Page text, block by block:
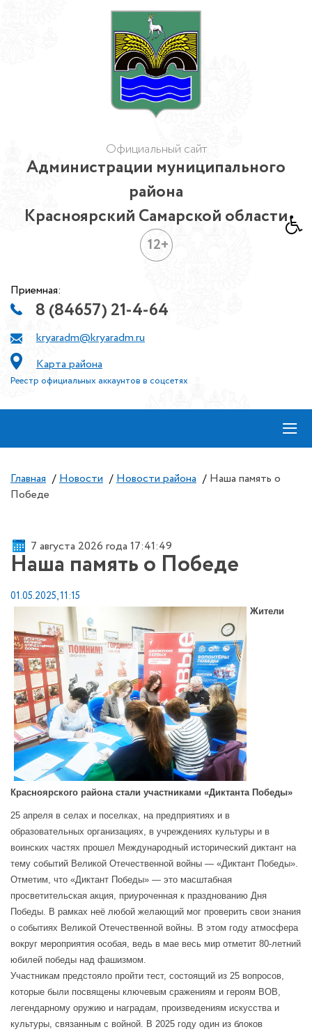
Официальный сайт
Администрации муниципального
района
Красноярский Самарской области
12+
Приемная:
8 (84657) 21-4-64
kryaradm@kryaradm.ru
Карта района
Реестр официальных аккаунтов в соцсетях
≡
Главная / Новости / Новости района / Наша память о
Победе
7 августа 2026 года 17:41:50
Наша память о Победе
01.05.2025, 11:15
Жители
Красноярского района стали участниками «Диктанта Победы»
25 апреля в селах и поселках, на предприятиях и в
образовательных организациях, в учреждениях культуры и в
воинских частях прошел Международный исторический диктант на
тему событий Великой Отечественной войны — «Диктант Победы».
Отметим, что «Диктант Победы» — это масштабная
просветительская акция, приуроченная к празднованию Дня
Победы. В рамках неё любой желающий мог проверить свои знания
о событиях Великой Отечественной войны. В этом году атмосфера
вокруг мероприятия особая, ведь в мае весь мир отметит 80-летний
юбилей победы над фашизмом.
Участникам предстояло пройти тест, состоящий из 25 вопросов,
которые были посвящены ключевым сражениям и героям ВОВ,
легендарному оружию и наградам, произведениям искусства и
культуры, связанным с войной. В 2025 году один из блоков